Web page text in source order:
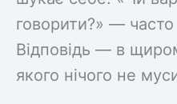
говорити?» —
Відповідь — в
якого нічого не